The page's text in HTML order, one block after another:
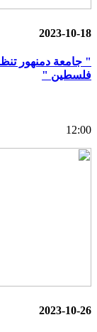
2023-10-18
" جامعة دمنهور
فلسطين "
12:00
2023-10-26